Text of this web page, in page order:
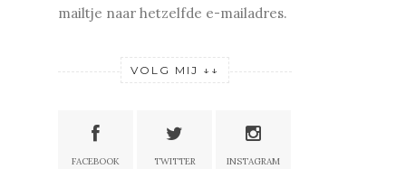
mailtje naar hetzelfde e-mailadres.
VOLG MIJ ↓↓
FACEBOOK TWITTER INSTAGRAM